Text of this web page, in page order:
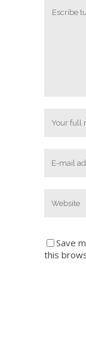
Save
this